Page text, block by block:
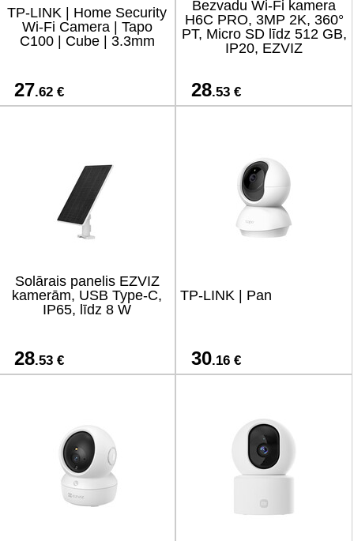
TP-LINK | Home Security
Wi-Fi Camera | Tapo
C100 | Cube | 3.3mm
27.62 €
Bezvadu Wi-Fi kamera
H6C PRO, 3MP 2K, 360°
PT, Micro SD līdz 512 GB,
IP20, EZVIZ
28.53 €
Solārais panelis EZVIZ
kamerām, USB Type-C,
IP65, līdz 8 W
28.53 €
TP-LINK | Pan
30.16 €